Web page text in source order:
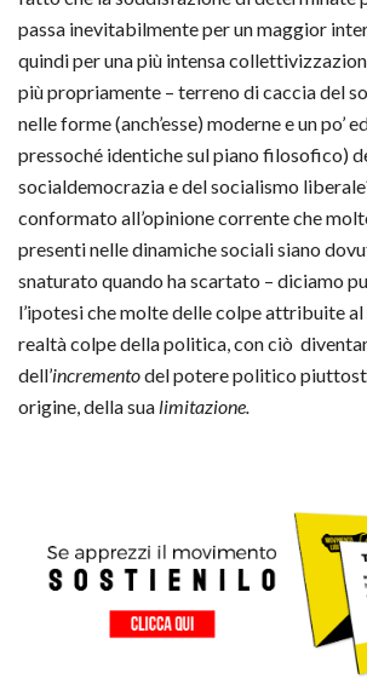
passa inevitabilmente per un maggior
quindi per una più intensa
più propriamente – terreno di caccia del
nelle forme (anch’esse) moderne e un po’
pressoché identiche sul piano filosofico)
socialdemocrazia e del socialismo
conformato all’opinione corrente che
presenti nelle dinamiche sociali siano
snaturato quando ha scartato – diciamo
l’ipotesi che molte delle colpe attribuite
realtà colpe della politica, con ciò
dell’incrementodel potere politico
origine, della sua limitazione.